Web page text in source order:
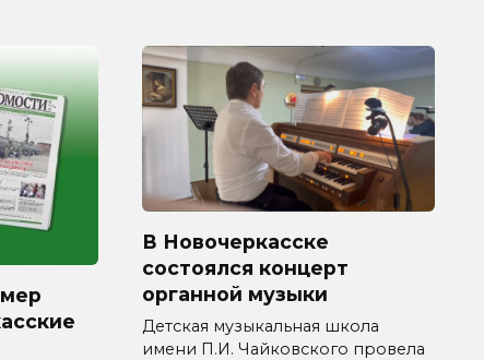
В Новочеркасске
состоялся концерт
органной музыки
Детская музыкальная школа
имени П.И. Чайковского провела